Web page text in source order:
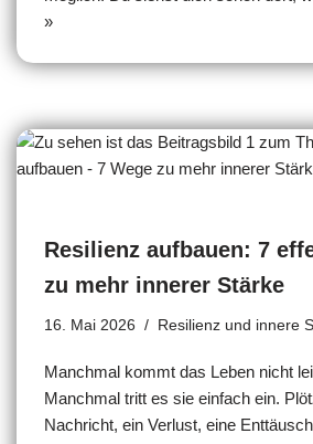
»
Resilienz aufbauen: 7
zu mehr innerer Stärke
16. Mai 2026 Resilienz und innere
Manchmal kommt das Leben nicht
Manchmal tritt es sie einfach ein.
Nachricht, ein Verlust, eine